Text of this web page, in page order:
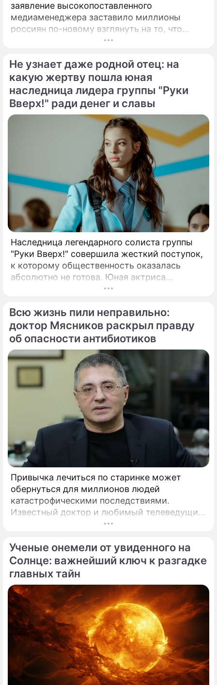
заявление высокопоставленного
медиаменеджера заставило миллионы
россиян по-новому взглянуть на то, что
годами происходит на экране главного
Генеральный директор мощнейшего
холдинга "Газпром-медиа" Александр Жаров
решился на неожидаемый и крайне острый
демарш.
Не узнает даже родной отец: на
какую жертву пошла юная
наследница лидера группы "Руки
Вверх!" ради денег и славы
Наследница легендарного солиста группы
"Руки Вверх!" совершила жесткий поступок,
к которому общественность оказалась
абсолютно не готова. Юная актриса
Вероника Жукова, дочь бессменного лидера
заставила взрогнуть своих многочисленных
поклонников.
Всю жизнь пили неправильно:
доктор Мясников раскрыл правду
об опасности антибиотиков
Привычка лечиться по старинке может
обернуться для миллионов людей
катастрофическими последствиями.
Известный доктор и любимый телеведущий
миллионов Александр Мясников обратил
мировой медицине, который буквально
перечеркнул все наши прошлые
представления о здоровье.
Ученые онемели от увиденного на
Солнце: важнейший ключ к разгадке
главных тайн